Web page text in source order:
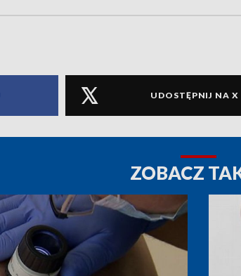
UDOSTĘPNIJ NA X
ZOBACZ